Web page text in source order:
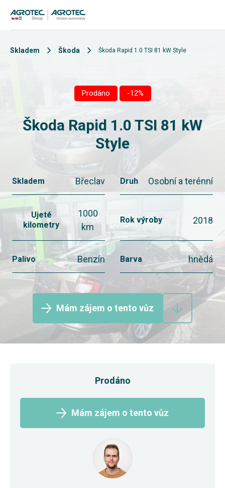
Skladem Škoda Škoda Rapid 1.0 TSI 81 kW Style
Prodáno -12%
Škoda Rapid 1.0 TSI 81 kW
Style
Skladem Břeclav Druh Osobní a terénní
Ujeté
kilometry
1000
km
Rok výroby 2018
Palivo Benzín Barva hnědá
Mám zájem o tento vůz
Prodáno
Mám zájem o tento vůz